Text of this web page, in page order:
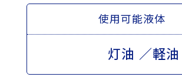
使用可能液体
灯油 ／軽油